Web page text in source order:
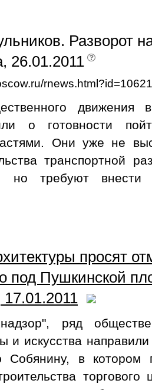
Разворот
26.01.2011
движения
о готовности
Они уже не
транспортной
но требуют внести
просят
под Пушкинской
ряд
и искусства
в котором